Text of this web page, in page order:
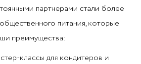
партнерами стали более
питания, которые
преимущества:
классы для кондитеров и